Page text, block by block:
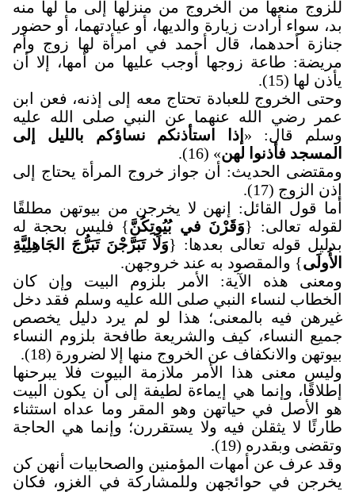
للزوج منعها من الخروج من منزلها إلى ما لها منه
بد، سواء أرادت زيارة والديها، أو عيادتهما، أو حضور
جنازة أحدهما، قال أحمد في امرأة لها زوج وأم
مريضة: طاعة زوجها أوجب عليها من أمها، إلا أن
يأذن لها (15).
وحتى الخروج للعبادة تحتاج معه إلى إذنه، فعن ابن
عمر رضي الله عنهما عن النبي صلى الله عليه
وسلم قال: « إذا استأذنكم نساؤكم بالليل إلى
المسجد فأذنوا لهن» (16).
ومقتضى الحديث: أن جواز خروج المرأة يحتاج إلى
إذن الزوج (17).
أما قول القائل: إنهن لا يخرجن من بيوتهن مطلقًا
لقوله تعالى: {وَقَرْنَ في بُيُوتِكُنَّ} فليس بحجة له
بدليل قوله تعالى بعدها: {وَلَا تَبَرَّجْنَ تَبَرُّجَ الجَاهِلِيَّةِ
الأُولَى} والمقصود به عند خروجهن.
ومعنى هذه الآية: الأمر بلزوم البيت وإن كان
الخطاب لنساء النبي صلى الله عليه وسلم فقد دخل
غيرهن فيه بالمعنى؛ هذا لو لم يرد دليل يخصص
جميع النساء، كيف والشريعة طافحة بلزوم النساء
بيوتهن والانكفاف عن الخروج منها إلا لضرورة (18).
وليس معنى هذا الأمر ملازمة البيوت فلا يبرحنها
إطلاقًا، وإنما هي إيماءة لطيفة إلى أن يكون البيت
هو الأصل في حياتهن وهو المقر وما عداه استثناء
طارئًا لا يثقلن فيه ولا يستقررن؛ وإنما هي الحاجة
وتقضى وبقدره (19).
وقد عرف عن أمهات المؤمنين والصحابيات أنهن كن
يخرجن في حوائجهن وللمشاركة في الغزو، فكان